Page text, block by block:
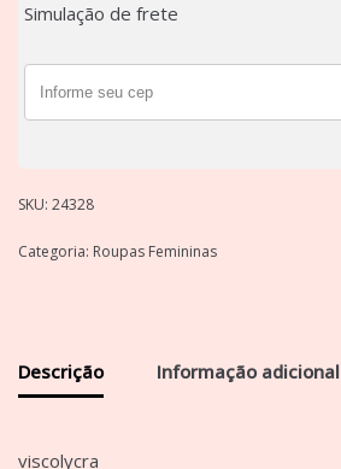
Simulação de frete
SKU: 24328
Categoria: Roupas Femininas
Descrição Informação adicional
viscolycra